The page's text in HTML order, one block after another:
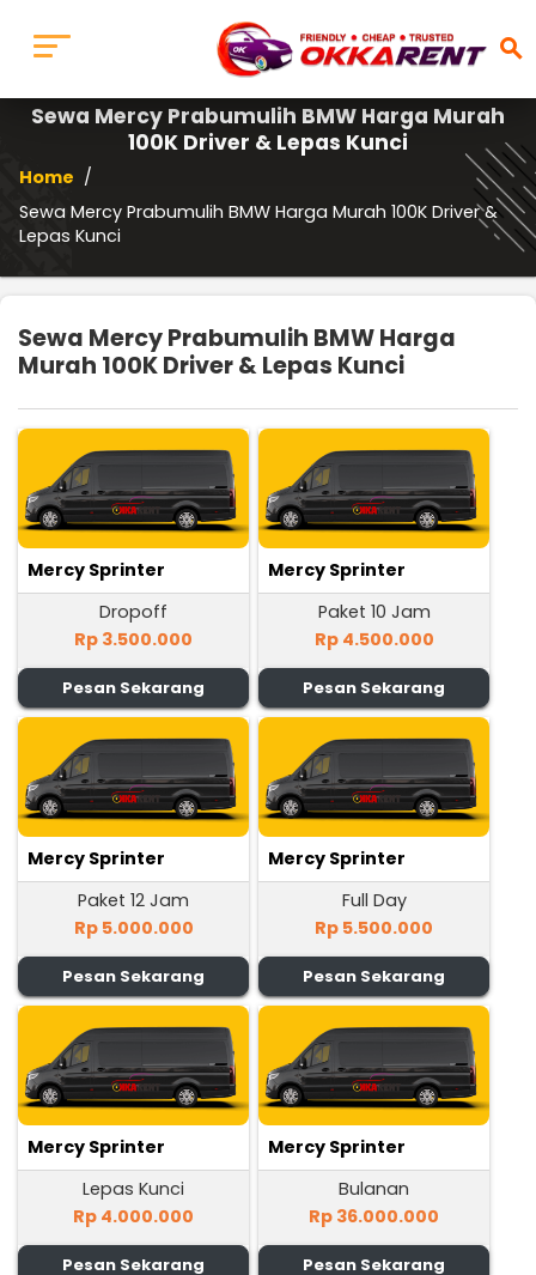
search
Sewa Mercy Prabumulih BMW Harga Murah
100K Driver & Lepas Kunci
Home /
Sewa Mercy Prabumulih BMW Harga Murah 100K Driver &
Lepas Kunci
Sewa Mercy Prabumulih BMW Harga
Murah 100K Driver & Lepas Kunci
Mercy Sprinter
Dropoff
Rp 3.500.000
Pesan Sekarang
Mercy Sprinter
Paket 10 Jam
Rp 4.500.000
Pesan Sekarang
Mercy Sprinter
Paket 12 Jam
Rp 5.000.000
Pesan Sekarang
Mercy Sprinter
Full Day
Rp 5.500.000
Pesan Sekarang
Mercy Sprinter
Lepas Kunci
Rp 4.000.000
Pesan Sekarang
Mercy Sprinter
Bulanan
Rp 36.000.000
Pesan Sekarang